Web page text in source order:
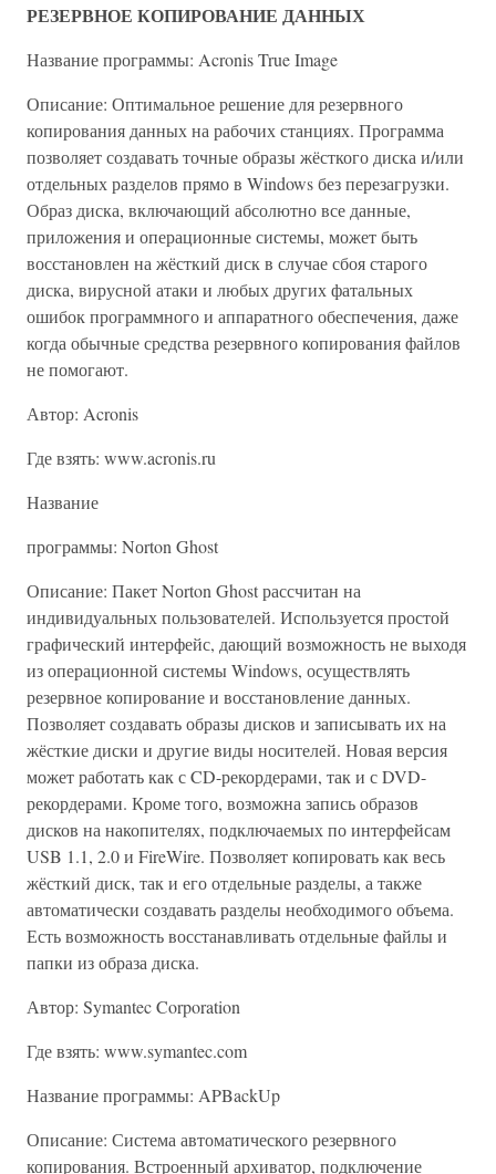
РЕЗЕРВНОЕ КОПИРОВАНИЕ ДАННЫХ
Название программы: Acronis True Image
Описание: Оптимальное решение для резервного
копирования данных на рабочих станциях. Программа
позволяет создавать точные образы жёсткого диска и/или
отдельных разделов прямо в Windows без перезагрузки.
Образ диска, включающий абсолютно все данные,
приложения и операционные системы, может быть
восстановлен на жёсткий диск в случае сбоя старого
диска, вирусной атаки и любых других фатальных
ошибок программного и аппаратного обеспечения, даже
когда обычные средства резервного копирования файлов
не помогают.
Автор: Acronis
Где взять: www.acronis.ru
Название
программы: Nоrton Ghost
Описание: Пакет Nоrton Ghost рассчитан на
индивидуальных пользователей. Используется простой
графический интерфейс, дающий возможность не выходя
из операционной системы Windows, осуществлять
резервное копирование и восстановление данных.
Позволяет создавать образы дисков и записывать их на
жёсткие диски и другие виды носителей. Новая версия
может работать как с CD-­рекордерами, так и с DVD-
рекордерами. Кроме того, возможна запись образов
дисков на накопителях, подключаемых по интерфейсам
USB 1.1, 2.0 и FireWire. Позволяет копировать как весь
жёсткий диск, так и его отдельные разделы, а также
автоматически создавать разделы необходимого объема.
Есть возможность восстанавливать отдельные файлы и
папки из образа диска.
Автор: Symantec Corporation
Где взять: www.symantec.com
Название программы: APBackUp
Описание: Система автоматического резервного
копирования. Встроенный архиватор, подключение